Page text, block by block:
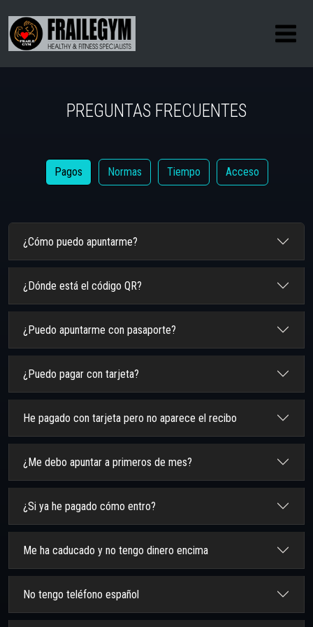
PREGUNTAS FRECUENTES
Pagos Normas Tiempo Acceso
¿Cómo puedo apuntarme?
¿Dónde está el código QR?
¿Puedo apuntarme con pasaporte?
¿Puedo pagar con tarjeta?
He pagado con tarjeta pero no aparece el recibo
¿Me debo apuntar a primeros de mes?
¿Si ya he pagado cómo entro?
Me ha caducado y no tengo dinero encima
No tengo teléfono español